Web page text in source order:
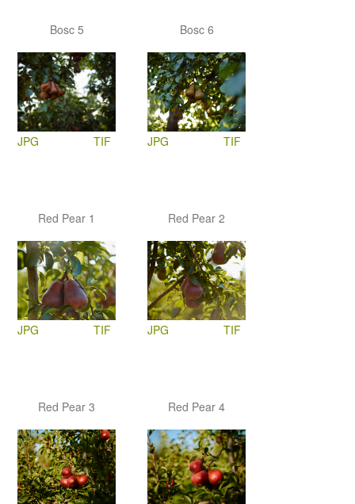
Bosc 5
JPG TIF
Bosc 6
JPG TIF
Red Pear 1
JPG TIF
Red Pear 2
JPG TIF
Red Pear 3 Red Pear 4